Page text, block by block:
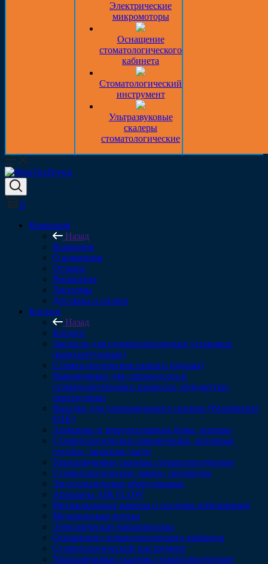
Электрические
микромоторы
Оснащение
стоматологического
кабинета
Стоматологический
инструмент
Ультразвуковые
скалеры
стоматологические
0
Компания
Назад
Компания
О компании
Отзывы
Реквизиты
Дипломы
Доставка и оплата
Каталог
Назад
Каталог
Запчасти для стоматологических установок
(комплектующие)
Стоматологические шланги (рукава)
Наконечники для слюноотсоса и
стоматологического пылесоса, мундштуки,
переходники
Насадки для ультразвукового скалера (Woodpecker
DTE)
Алмазные и твердосплавные боры, полиры
Стоматологические наконечники, роторные
группы, запасные части
Ультразвуковые скалеры стоматологические
Стоматологические лампы, световоды
Эндодонтическое оборудование
Аппараты AIR FLOW
Интраоральные камеры и системы отбеливания
Медицинская оптика
Электрические микромоторы
Оснащение стоматологического кабинета
Стоматологический инструмент
Ультразвуковые скалеры стоматологические